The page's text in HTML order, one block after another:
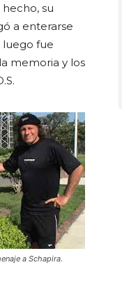
su
a enterarse
luego fue
memoria y los
a Schapira.